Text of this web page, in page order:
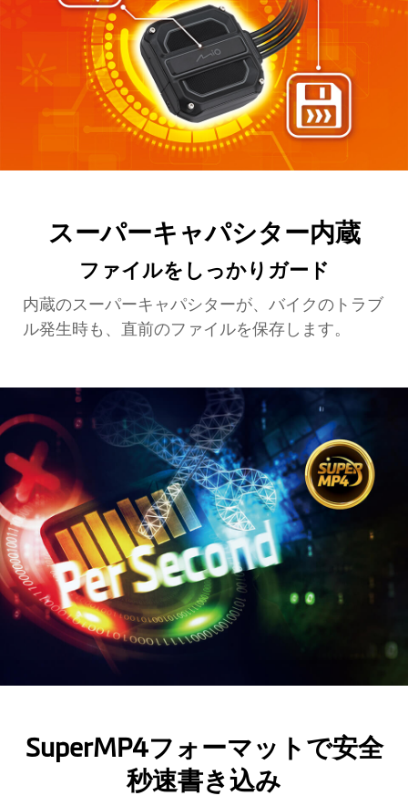
スーパーキャパシター内蔵
ファイルをしっかりガード
内蔵のスーパーキャパシターが、バイクのトラブ
ル発生時も、直前のファイルを保存します。
SuperMP4フォーマットで安全
秒速書き込み